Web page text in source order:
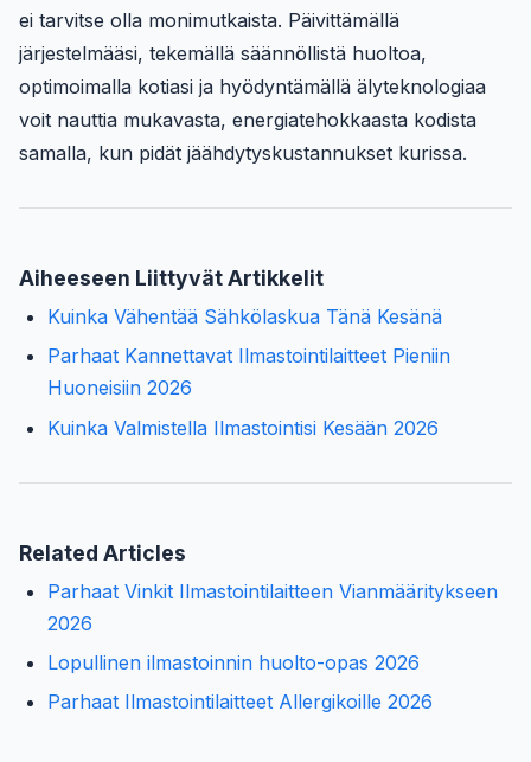
ei tarvitse olla monimutkaista. Päivittämällä
järjestelmääsi, tekemällä säännöllistä huoltoa,
optimoimalla kotiasi ja hyödyntämällä älyteknologiaa
voit nauttia mukavasta, energiatehokkaasta kodista
samalla, kun pidät jäähdytyskustannukset kurissa.
Aiheeseen Liittyvät Artikkelit
Kuinka Vähentää Sähkölaskua Tänä Kesänä
Parhaat Kannettavat Ilmastointilaitteet Pieniin
Huoneisiin 2026
Kuinka Valmistella Ilmastointisi Kesään 2026
Related Articles
Parhaat Vinkit Ilmastointilaitteen Vianmääritykseen
2026
Lopullinen ilmastoinnin huolto-opas 2026
Parhaat Ilmastointilaitteet Allergikoille 2026